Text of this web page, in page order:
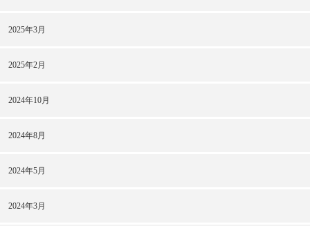
2025年3月
2025年2月
2024年10月
2024年8月
2024年5月
2024年3月